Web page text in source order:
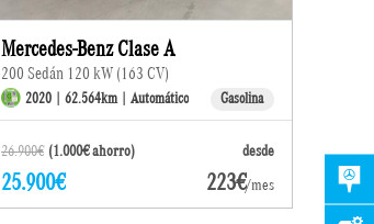
Mercedes-Benz Clase A
200 Sedán 120 kW (163 CV)
2020 | 62.564km | Automático Gasolina
26.900€ (1.000€ ahorro) desde
25.900€ 223€/mes